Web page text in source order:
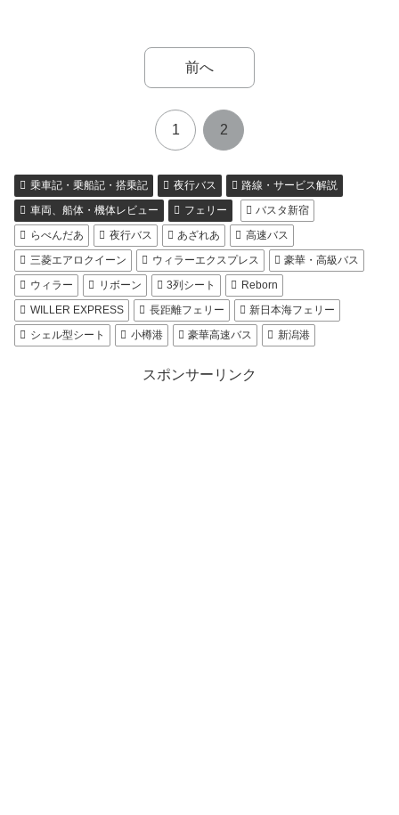
前へ
1 2
乗車記・乗船記・搭乗記 夜行バス
路線・サービス解説
車両、船体・機体レビュー
フェリー
バスタ新宿
らべんだあ
夜行バス あざれあ
高速バス
三菱エアロクイーン
ウィラーエクスプレス
豪華・高級バス
ウィラー
リボーン 3列シート
Reborn
WILLER EXPRESS
長距離フェリー
新日本海フェリー
シェル型シート
小樽港 豪華高速バス 新潟港
スポンサーリンク